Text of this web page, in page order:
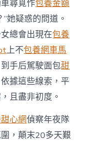
尋覓作包養金額
她疑惑的問道。
總會出現在包養
上不包養網車馬
手后駕駛面包甜
據這些線索，平
且盡非初度。
心網偵察年夜隊
，顛末20多天艱